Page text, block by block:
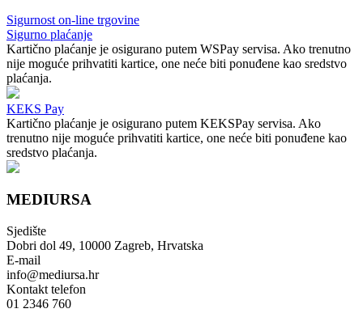
Sigurnost on-line trgovine
Sigurno plaćanje
Kartično plaćanje je osigurano putem WSPay servisa. Ako trenutno
nije moguće prihvatiti kartice, one neće biti ponuđene kao sredstvo
plaćanja.
KEKS Pay
Kartično plaćanje je osigurano putem KEKSPay servisa. Ako
trenutno nije moguće prihvatiti kartice, one neće biti ponuđene kao
sredstvo plaćanja.
MEDIURSA
Sjedište
Dobri dol 49, 10000 Zagreb, Hrvatska
E-mail
info@mediursa.hr
Kontakt telefon
01 2346 760